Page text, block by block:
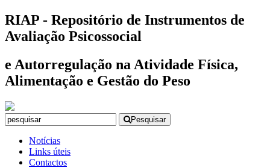
RIAP - Repositório de Instrumentos de
Avaliação Psicossocial
e Autorregulação na Atividade Física,
Alimentação e Gestão do Peso
Pesquisar
Notícias
Links úteis
Contactos